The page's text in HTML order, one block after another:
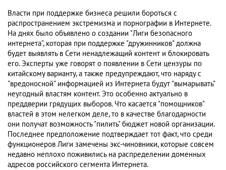
Власти при поддержке бизнеса решили бороться с
распространением экстремизма и порнографии в Интернете.
На днях было объявлено о создании "Лиги безопасного
интернета", которая при поддержке "дружинников" должна
будет выявлять в Сети ненадлежащий контент и блокировать
его. Эксперты уже говорят о появлении в Сети цензуры по
китайскому варианту, а также предупреждают, что наряду с
"вредоносной" информацией из Интернета будут "вымарывать"
неугодный властям контент. Это особенно актуально в
преддверии грядущих выборов. Что касается "помощников"
властей в этом нелегком деле, то в качестве благодарности
они получат возможность "пилить" бюджет новой организации.
Последнее предположение подтверждает тот факт, что среди
функционеров Лиги замечены экс-чиновники, которые совсем
недавно неплохо поживились на распределении доменных
адресов российского сегмента Интернета.